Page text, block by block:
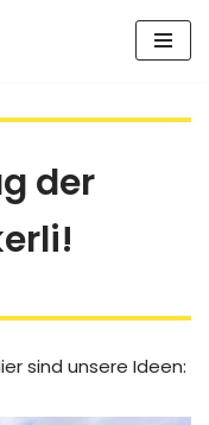
der
sind unsere Ideen: